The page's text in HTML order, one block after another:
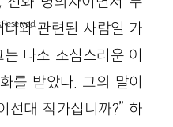
와 관련된 사람일 가
다소 조심스러운 어
를 받았다. 그의 말이
선대 작가십니까?” 하